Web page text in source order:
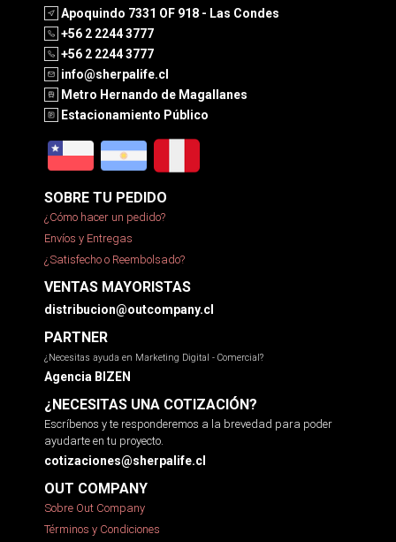
Apoquindo 7331 OF 918 - Las Condes
+56 2 2244 3777
+56 2 2244 3777
info@sherpalife.cl
Metro Hernando de Magallanes
Estacionamiento Público
SOBRE TU PEDIDO
¿Cómo hacer un pedido?
Envíos y Entregas
¿Satisfecho o Reembolsado?
VENTAS MAYORISTAS
distribucion@outcompany.cl
PARTNER
¿Necesitas ayuda en Marketing Digital - Comercial?
Agencia BIZEN
¿NECESITAS UNA COTIZACIÓN?
Escríbenos y te responderemos a la brevedad para poder
ayudarte en tu proyecto.
cotizaciones@sherpalife.cl
OUT COMPANY
Sobre Out Company
Términos y Condiciones